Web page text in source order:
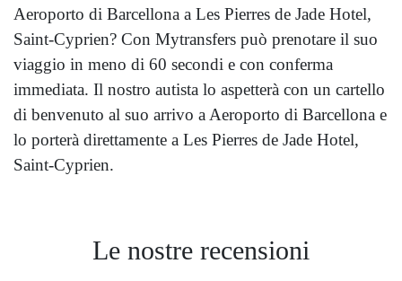
Aeroporto di Barcellona a Les Pierres de Jade Hotel,
Saint-Cyprien? Con Mytransfers può prenotare il suo
viaggio in meno di 60 secondi e con conferma
immediata. Il nostro autista lo aspetterà con un cartello
di benvenuto al suo arrivo a Aeroporto di Barcellona e
lo porterà direttamente a Les Pierres de Jade Hotel,
Saint-Cyprien.
Le nostre recensioni